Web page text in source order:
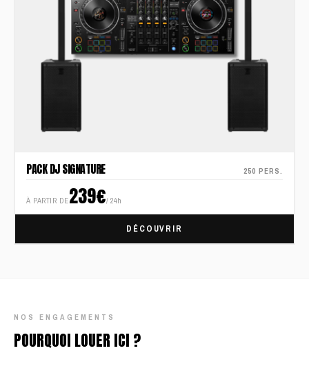
PACK DJ SIGNATURE 250 PERS.
À PARTIR DE239€/ 24h
DÉCOUVRIR
NOS ENGAGEMENTS
POURQUOI LOUER ICI ?